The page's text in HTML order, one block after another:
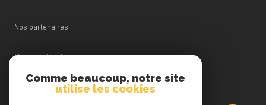
Nos partenaires
Mentions légales
Comme beaucoup, notre site
utilise les cookies